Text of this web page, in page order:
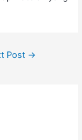
Post →